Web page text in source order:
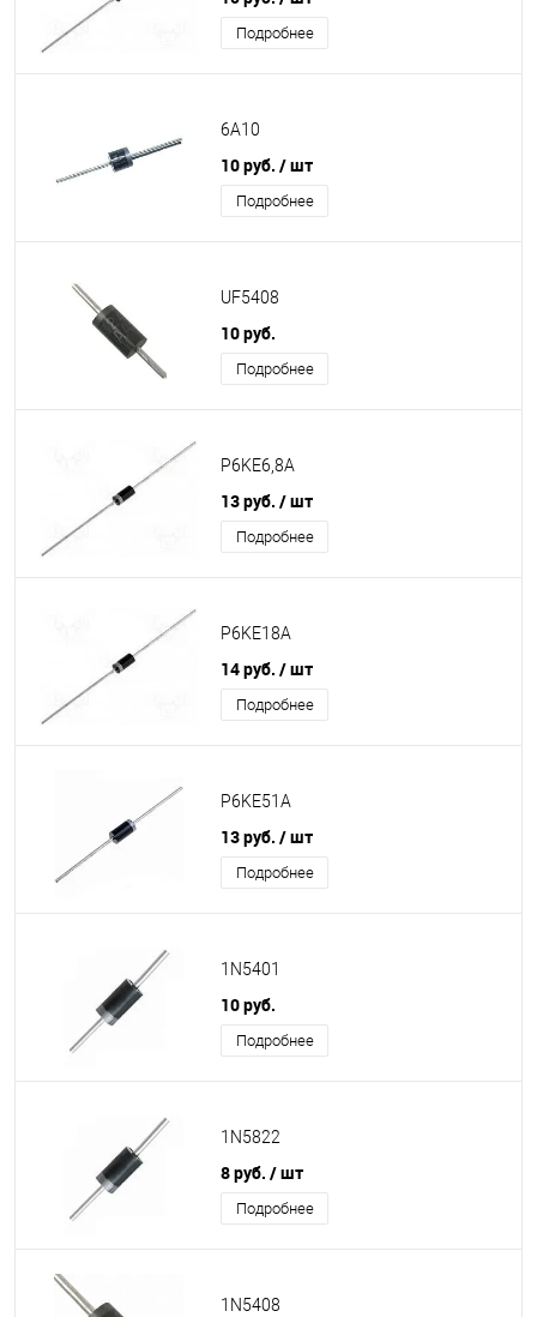
Подробнее
6A10
10 руб. / шт
Подробнее
UF5408
10 руб.
Подробнее
P6KE6,8A
13 руб. / шт
Подробнее
P6KE18A
14 руб. / шт
Подробнее
P6KE51A
13 руб. / шт
Подробнее
1N5401
10 руб.
Подробнее
1N5822
8 руб. / шт
Подробнее
1N5408